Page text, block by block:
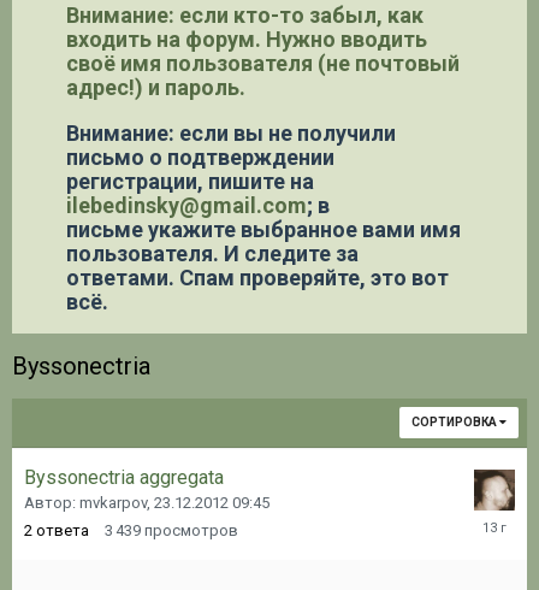
Внимание: если кто-то забыл, как
входить на форум. Нужно вводить
своё имя пользователя (не почтовый
адрес!) и пароль.
Внимание: если вы не получили
письмо о подтверждении
регистрации, пишите на
ilebedinsky@gmail.com; в
письме укажите выбранное вами имя
пользователя. И следите за
ответами. Спам проверяйте, это вот
всё.
Byssonectria
СОРТИРОВКА
Byssonectria aggregata
Автор: mvkarpov, 23.12.2012 09:45
2 ответа 3 439 просмотров